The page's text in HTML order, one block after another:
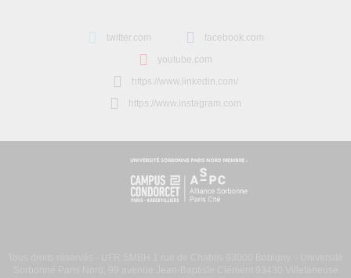
twitter.com
facebook.com
youtube.com
https://www.linkedin.com/
https://www.instagram.com